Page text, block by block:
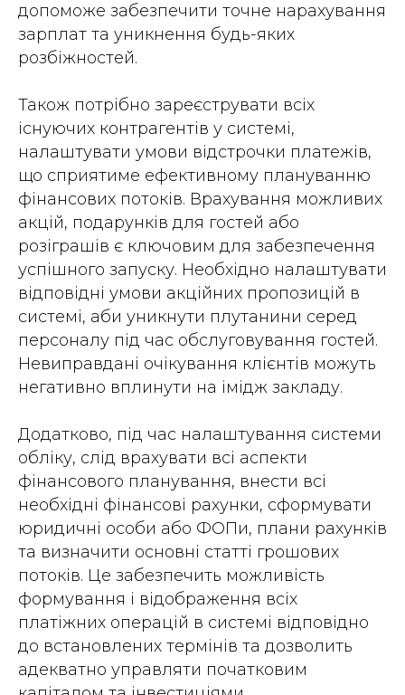
допоможе забезпечити точне нарахування
зарплат та уникнення будь-яких
розбіжностей.
Також потрібно зареєструвати всіх
існуючих контрагентів у системі,
налаштувати умови відстрочки платежів,
що сприятиме ефективному плануванню
фінансових потоків. Врахування можливих
акцій, подарунків для гостей або
розіграшів є ключовим для забезпечення
успішного запуску. Необхідно налаштувати
відповідні умови акційних пропозицій в
системі, аби уникнути плутанини серед
персоналу під час обслуговування гостей.
Невиправдані очікування клієнтів можуть
негативно вплинути на імідж закладу.
Додатково, під час налаштування системи
обліку, слід врахувати всі аспекти
фінансового планування, внести всі
необхідні фінансові рахунки, сформувати
юридичні особи або ФОПи, плани рахунків
та визначити основні статті грошових
потоків. Це забезпечить можливість
формування і відображення всіх
платіжних операцій в системі відповідно
до встановлених термінів та дозволить
адекватно управляти початковим